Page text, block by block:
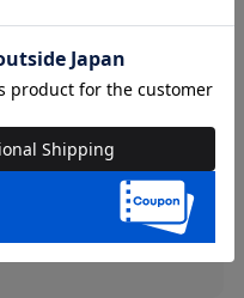
、綿-25%、ポリウレタ
いて）